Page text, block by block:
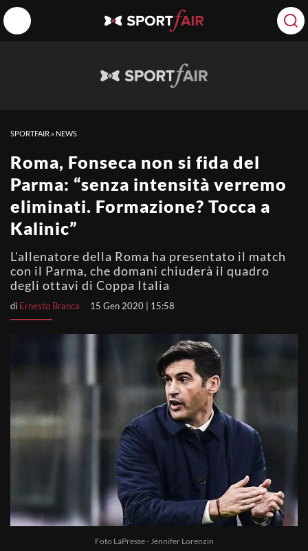
SPORTFAIR » NEWS
Roma, Fonseca non si fida del
Parma: “senza intensità verremo
eliminati. Formazione? Tocca a
Kalinic”
L'allenatore della Roma ha presentato il match
con il Parma, che domani chiuderà il quadro
degli ottavi di Coppa Italia
di Ernesto Branca 15 Gen 2020 | 15:58
Foto LaPresse - Jennifer Lorenzin